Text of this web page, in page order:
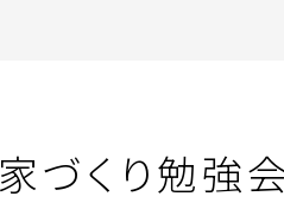
家づくり勉強